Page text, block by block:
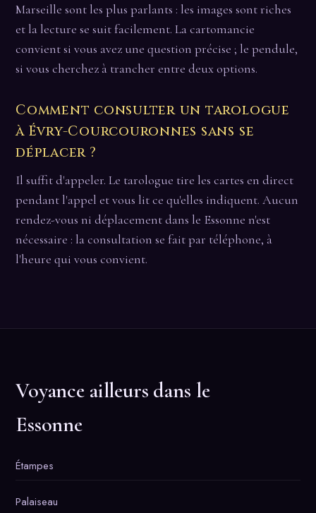
Marseille sont les plus parlants : les images sont riches
et la lecture se suit facilement. La cartomancie
convient si vous avez une question précise ; le pendule,
si vous cherchez à trancher entre deux options.
Comment consulter un tarologue
à Évry-Courcouronnes sans se
déplacer ?
Il suffit d'appeler. Le tarologue tire les cartes en direct
pendant l'appel et vous lit ce qu'elles indiquent. Aucun
rendez-vous ni déplacement dans le Essonne n'est
nécessaire : la consultation se fait par téléphone, à
l'heure qui vous convient.
Voyance ailleurs dans le
Essonne
Étampes
Palaiseau